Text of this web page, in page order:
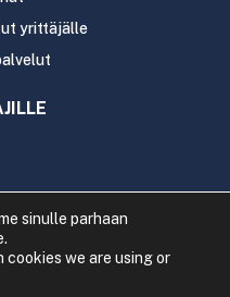
yrittäjälle
kunta
sinulle parhaan
cookies we are using or